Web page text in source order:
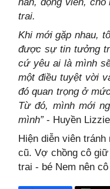
trai.
Khi mới gặp nhau,
được sự tin tưởng
cứ yêu ai là mình
một điều tuyệt vời
đó quan trọng ở
Từ đó, mình mới
mình”- Huyền
Hiện diễn viên
cũ. Vợ chồng cô
trai - bé Nem nên